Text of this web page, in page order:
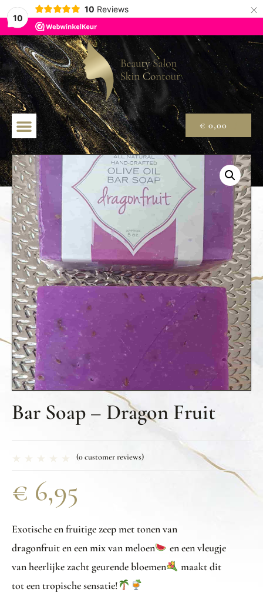
10
10 Reviews ×
€ 0,00
Bar Soap – Dragon Fruit
(0customer reviews)
€ 6,95
Exotische en fruitige zeep met tonen van
dragonfruit en een mix van meloen
en een vleugje
van heerlijke zacht geurende bloemen
maakt dit
tot een tropische sensatie!